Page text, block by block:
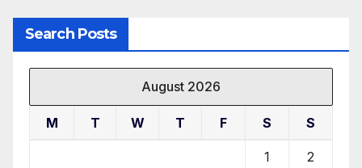
Search Posts
August 2026
M T W T F S S
1 2